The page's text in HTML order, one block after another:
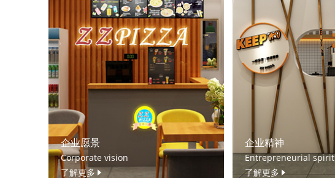
企业愿景
Corporate vision
了解更多
企业精神
Entrepreneurial spirit
了解更多